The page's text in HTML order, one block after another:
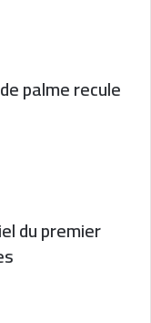
palme recule
du premier